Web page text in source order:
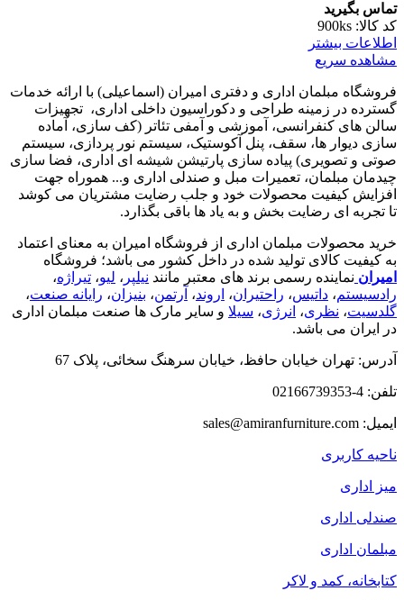
تماس بگیرید
کد کالا: 900ks
اطلاعات بیشتر
مشاهده سریع
فروشگاه مبلمان اداری و دفتری امیران (اسماعیلی) با ارائه خدمات
گسترده در زمینه طراحی و دکوراسیون داخلی اداری‌، تجهیزات
سالن های کنفرانسی، آموزشی و آمفی تئاتر (کف سازی، آماده
سازی دیوار ها، سقف، پنل آکوستیک، سیستم نور پردازی، سیستم
صوتی و تصویری) پیاده سازی پارتیشن شیشه ای اداری، فضا سازی
چیدمان مبلمان، تعمیرات مبل و صندلی اداری و... هموراه جهت
افزایش کیفیت محصولات خود و جلب رضایت مشتریان می کوشد
تا تجربه ای رضایت بخش و به یاد ها باقی بگذارد.
خرید محصولات مبلمان اداری از فروشگاه امیران به معنای اعتماد
به کیفیت کالای تولید شده در داخل کشور می باشد؛ فروشگاه
امیران نماینده رسمی برند های معتبر مانند نیلپر ، لیو، تیراژه،
رادسیستم، داتیس، راحتیران، اروند، آرتمن، بنیزان، رایانه صنعت،
گلدسیت، نظری، انرژی، سیلا و سایر مارک ها صنعت مبلمان اداری
در ایران می باشد.
آدرس: تهران خیابان حافظ، خیابان سرهنگ سخائی، پلاک 67
تلفن: 4-02166739353
ایمیل: sales@amiranfurniture.com
ناحیه کاربری
میز اداری
صندلی اداری
مبلمان اداری
کتابخانه، کمد و لاکر